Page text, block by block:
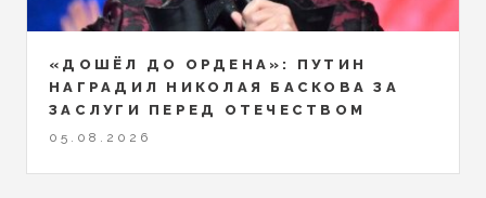
«ДОШЁЛ ДО ОРДЕНА»: ПУТИН
НАГРАДИЛ НИКОЛАЯ БАСКОВА ЗА
ЗАСЛУГИ ПЕРЕД ОТЕЧЕСТВОМ
05.08.2026